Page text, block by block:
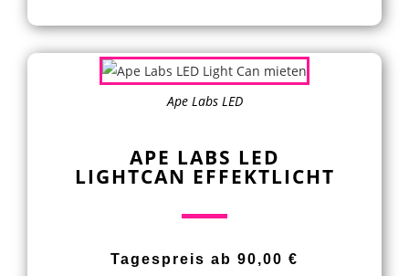
Ape Labs LED
APE LABS LED
LIGHTCAN EFFEKTLICHT
Tagespreis ab 90,00 €